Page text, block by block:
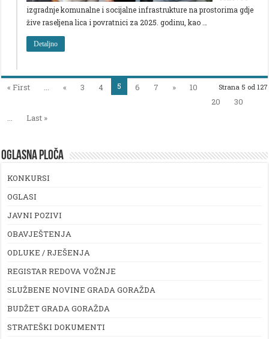
izgradnje komunalne i socijalne infrastrukture na prostorima gdje
žive raseljena lica i povratnici za 2025. godinu, kao …
Detaljno
Strana 5 od 127
« First « 3 4 5 6 7 »
10
20
30
Last »
OGLASNA PLOČA
KONKURSI
OGLASI
JAVNI POZIVI
OBAVJEŠTENJA
ODLUKE / RJEŠENJA
REGISTAR REDOVA VOŽNJE
SLUŽBENE NOVINE GRADA GORAŽDA
BUDŽET GRADA GORAŽDA
STRATEŠKI DOKUMENTI